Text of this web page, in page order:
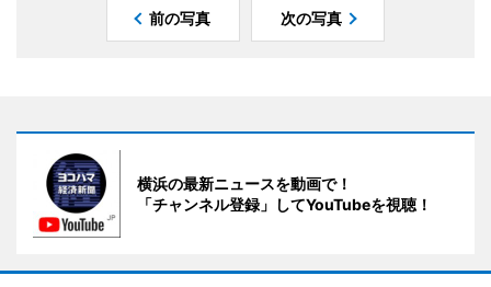
前の写真 次の写真
横浜の最新ニュースを動画で！
「チャンネル登録」してYouTubeを視聴！